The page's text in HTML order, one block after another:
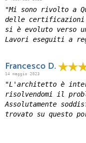
"Mi sono rivolto a
delle
si è evoluto verso
Lavori eseguiti a
Francesco D.
14 maggio 2023
"L'architetto è
risolvendomi il
Assolutamente
trovato su questo